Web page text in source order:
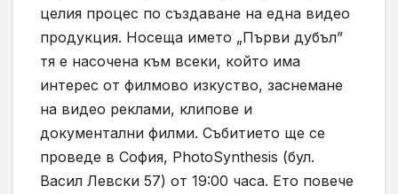
целия процес по създаване на една видео
продукция. Носеща името „Първи дубъл”
тя е насочена към всеки, който има
интерес от филмово изкуство, заснемане
на видео реклами, клипове и
документални филми. Събитието ще се
проведе в София, PhotoSynthesis (бул.
Васил Левски 57) от 19:00 часа. Ето повече